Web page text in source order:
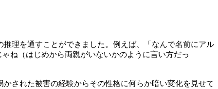
理を通すことができました。例えば、「なんで名前にアル
ね（はじめから両親がいないかのように言い方だっ
された被害の経験からその性格に何らか暗い変化を見せて